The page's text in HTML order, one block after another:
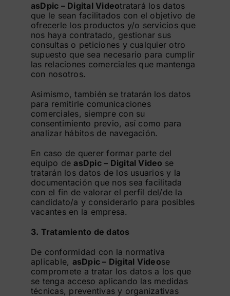
asDpic – Digital Videotratará los datos
que le sean facilitados con el objetivo de
ofrecerle los productos y/o servicios que
nos haya contratado, gestionar sus
consultas o peticiones y cualquier otro
supuesto que sea necesario para cumplir
las relaciones comerciales que mantenga
con nosotros.
Asimismo, también se tratarán los datos
para remitirle comunicaciones
comerciales, siempre con su
consentimiento previo, así como para
analizar hábitos de navegación.
En caso de querer formar parte del
equipo deasDpic – Digital Video se
tratarán los datos de los usuarios y la
documentación que nos sea facilitada
con el fin de valorar el perfil del/de la
candidato/a y considerarlo para posibles
vacantes en la empresa.
3. Tratamiento de datos
De conformidad con la normativa
aplicable, asDpic – Digital Videose
compromete a tratar los datos a los que
se tenga acceso aplicando las medidas
técnicas, preventivas y organizativas